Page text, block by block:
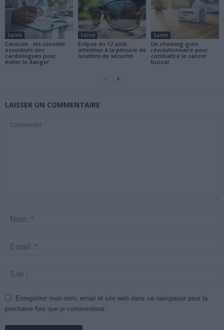
Santé
Canicule : les conseils
essentiels des
cardiologues pour
éviter le danger
Santé
Éclipse du 12 août :
attention à la pénurie de
lunettes de sécurité
Santé
Un chewing-gum
révolutionnaire pour
combattre le cancer
buccal
LAISSER UN COMMENTAIRE
Enregistrer mon nom, email et site web dans ce navigateur pour la
prochaine fois que je commenterai.